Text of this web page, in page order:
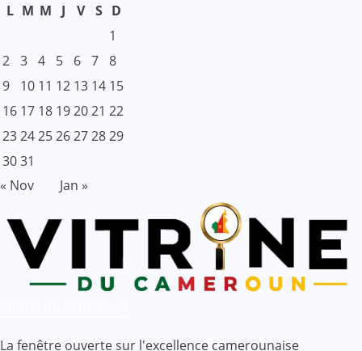
L M M J V S D
1
2 3 4 5 6 7 8
9
10 11 12 13 14 15
16 17 18 192021 22
23242526272829
3031
« Nov
Jan »
La fenêtre ouverte sur l'excellence camerounaise